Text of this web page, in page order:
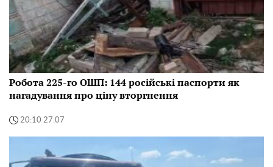
Робота 225-го ОШП: 144 російські паспорти як
нагадування про ціну вторгнення
20:10 27.07